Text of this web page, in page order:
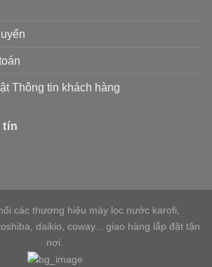
Thông tin khách hàng
tín
các thương hiệu máy lọc nước karofi,
daikio, coway... giao hàng lắp đặt tận
nơi.